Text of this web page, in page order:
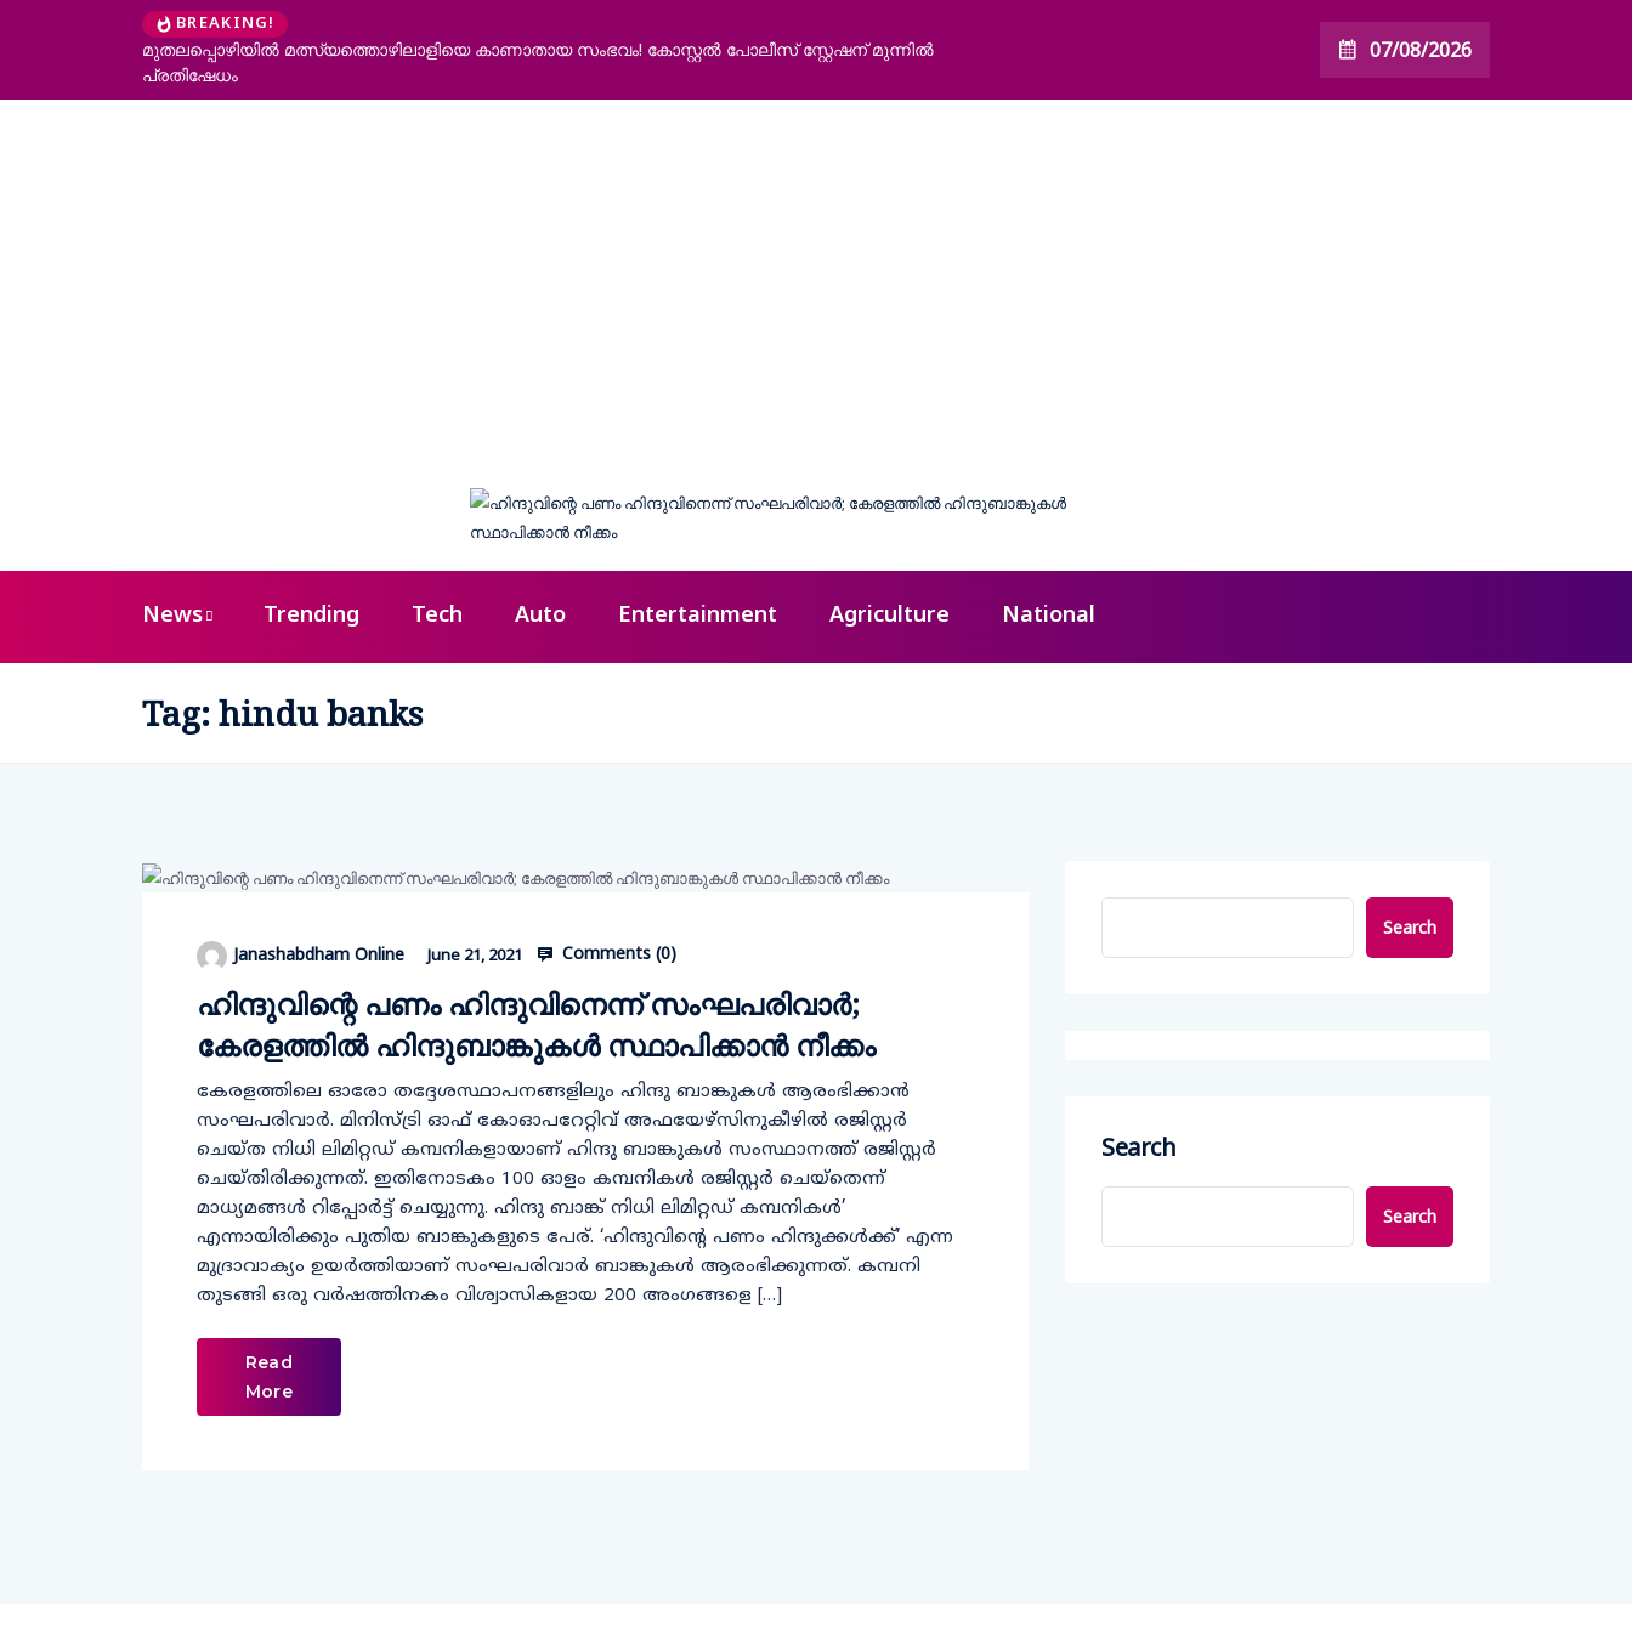
BREAKING!
മുതലപ്പൊഴിയിൽ മത്സ്യത്തൊഴിലാളിയെ കാണാതായ സംഭവം! കോസ്റ്റൽ പോലീസ് സ്റ്റേഷന് മുന്നിൽ
പ്രതിഷേധം
07/08/2026
News Trending Tech Auto Entertainment Agriculture National
Tag:hindu banks
Janashabdham Online June 21, 2021 Comments (0)
ഹിന്ദുവിന്റെ പണം ഹിന്ദുവിനെന്ന് സംഘപരിവാര്‍;
കേരളത്തില്‍ ഹിന്ദുബാങ്കുകള്‍ സ്ഥാപിക്കാന്‍ നീക്കം
കേരളത്തിലെ ഓരോ തദ്ദേശസ്ഥാപനങ്ങളിലും ഹിന്ദു ബാങ്കുകള്‍ ആരംഭിക്കാന്‍
സംഘപരിവാര്‍. മിനിസ്ട്രി ഓഫ് കോഓപറേറ്റിവ് അഫയേഴ്‌സിനുകീഴില്‍ രജിസ്റ്റര്‍
ചെയ്ത നിധി ലിമിറ്റഡ് കമ്പനികളായാണ് ഹിന്ദു ബാങ്കുകള്‍ സംസ്ഥാനത്ത് രജിസ്റ്റര്‍
ചെയ്തിരിക്കുന്നത്. ഇതിനോടകം 100 ഓളം കമ്പനികള്‍ രജിസ്റ്റര്‍ ചെയ്‌തെന്ന്
മാധ്യമങ്ങള്‍ റിപ്പോര്‍ട്ട് ചെയ്യുന്നു. ഹിന്ദു ബാങ്ക് നിധി ലിമിറ്റഡ് കമ്പനികള്‍’
എന്നായിരിക്കും പുതിയ ബാങ്കുകളുടെ പേര്. ‘ഹിന്ദുവിന്റെ പണം ഹിന്ദുക്കള്‍ക്ക്’ എന്ന
മുദ്രാവാക്യം ഉയര്‍ത്തിയാണ് സംഘപരിവാര്‍ ബാങ്കുകള്‍ ആരംഭിക്കുന്നത്. കമ്പനി
തുടങ്ങി ഒരു വര്‍ഷത്തിനകം വിശ്വാസികളായ 200 അംഗങ്ങളെ […]
Read
More
Search
Search
Search